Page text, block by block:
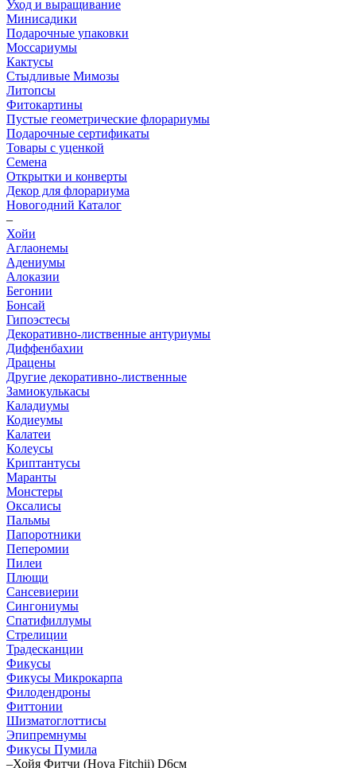
Уход и выращивание
Минисадики
Подарочные упаковки
Моссариумы
Кактусы
Стыдливые Мимозы
Литопсы
Фитокартины
Пустые геометрические флорариумы
Подарочные сертификаты
Товары с уценкой
Семена
Открытки и конверты
Декор для флорариума
Новогодний Каталог
–
Хойи
Аглаонемы
Адениумы
Алоказии
Бегонии
Бонсай
Гипоэстесы
Декоративно-лиственные антуриумы
Диффенбахии
Драцены
Другие декоративно-лиственные
Замиокулькасы
Каладиумы
Кодиеумы
Калатеи
Колеусы
Криптантусы
Маранты
Монстеры
Оксалисы
Пальмы
Папоротники
Пеперомии
Пилеи
Плющи
Сансевиерии
Сингониумы
Спатифиллумы
Стрелиции
Традесканции
Фикусы
Фикусы Микрокарпа
Филодендроны
Фиттонии
Шизматоглоттисы
Эпипремнумы
Фикусы Пумила
–Хойя Фитчи (Hoya Fitchii) D6см